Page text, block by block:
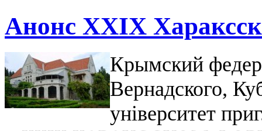
Анонс XXIX
Крымский
Вернадского,
університет